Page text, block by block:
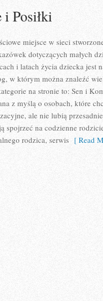
Posiłki
miejsce w sieci
dotyczących małych
i latach życia dziecka jest
w którym można znaleźć
na stronie to: Sen i
z myślą o osobach, które
ale nie lubią
spojrzeć na codzienne
rodzica, serwis [ Read